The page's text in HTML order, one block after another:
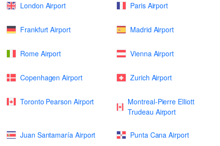
London Airport Paris Airport
Frankfurt Airport Madrid Airport
Rome Airport Vienna Airport
Copenhagen Airport Zurich Airport
Toronto Pearson Airport
Montreal-Pierre Elliott
Trudeau Airport
Juan Santamaría Airport Punta Cana Airport